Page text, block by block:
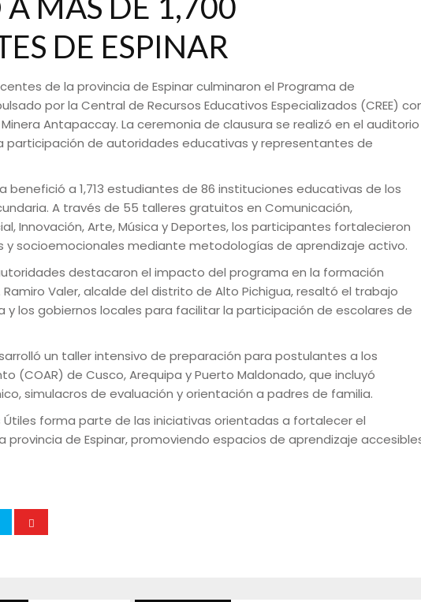
DE ESPINAR
de la provincia de Espinar culminaron el Programa de
por la Central de Recursos Educativos Especializados (CREE)
Antapaccay. La ceremonia de clausura se realizó en el auditorio
participación de autoridades educativas y representantes de
benefició a 1,713 estudiantes de 86 instituciones educativas de los
A través de 55 talleres gratuitos en Comunicación,
Innovación, Arte, Música y Deportes, los participantes fortalecieron
socioemocionales mediante metodologías de aprendizaje activo.
destacaron el impacto del programa en la formación
Valer, alcalde del distrito de Alto Pichigua, resaltó el trabajo
los gobiernos locales para facilitar la participación de escolares de
un taller intensivo de preparación para postulantes a los
(COAR) de Cusco, Arequipa y Puerto Maldonado, que incluyó
simulacros de evaluación y orientación a padres de familia.
Útiles forma parte de las iniciativas orientadas a fortalecer el
de Espinar, promoviendo espacios de aprendizaje